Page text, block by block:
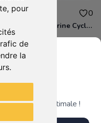
pour
de
la
7.00€ 0
Eaglemoss - Figurine Cyclops X-men - Marvel Comics - Plomb
du vendeur
Geek
expérience optimale !